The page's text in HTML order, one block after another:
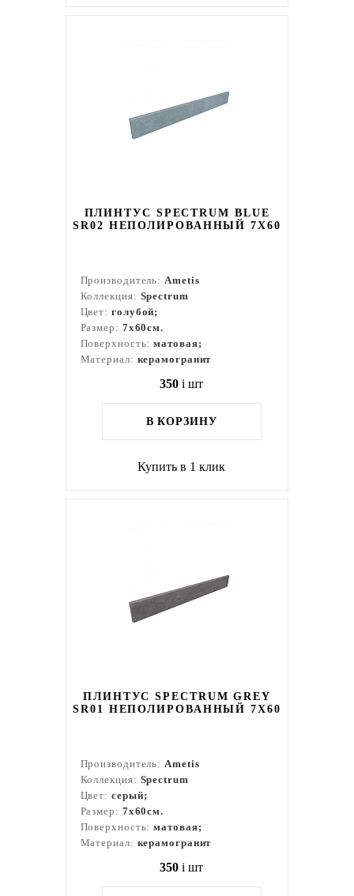
ПЛИНТУС SPECTRUM BLUE
SR02 НЕПОЛИРОВАННЫЙ 7X60
Производитель:Ametis
Коллекция: Spectrum
Цвет: голубой;
Размер: 7x60см.
Поверхность:матовая;
Материал: керамогранит
350 i шт
В КОРЗИНУ
Купить в 1 клик
ПЛИНТУС SPECTRUM GREY
SR01 НЕПОЛИРОВАННЫЙ 7X60
Производитель:Ametis
Коллекция: Spectrum
Цвет: серый;
Размер: 7x60см.
Поверхность:матовая;
Материал: керамогранит
350 i шт